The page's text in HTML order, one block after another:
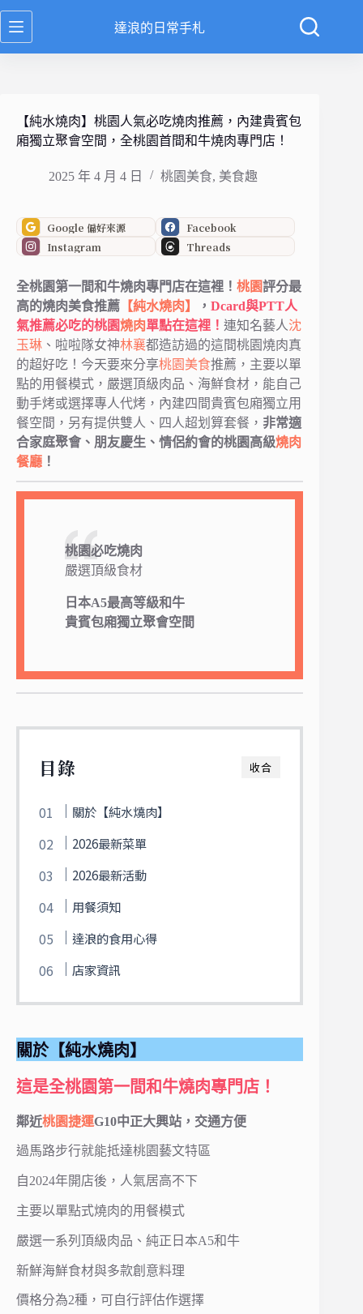
跳
至
達浪的日常手札
【純水燒肉】桃園人氣必吃燒肉推薦，內建貴賓包
廂獨立聚會空間，全桃園首間和牛燒肉專門店！
2025 年 4 月 4 日 桃園美食, 美食趣
Google 偏好來源
Facebook
Instagram
Threads
全桃園第一間和牛燒肉專門店在這裡！ 桃園評分最
高的燒肉美食推薦 【純水燒肉】 ， Dcard與PTT人
氣推薦必吃的桃園燒肉單點在這裡！ 連知名藝人沈
玉琳 、啦啦隊女神林襄都造訪過的這間桃園燒肉真
的超好吃！今天要來分享桃園美食推薦，主要以單
點的用餐模式，嚴選頂級肉品、海鮮食材，能自己
動手烤或選擇專人代烤，內建四間貴賓包廂獨立用
餐空間，另有提供雙人、四人超划算套餐， 非常適
合家庭聚會、朋友慶生、情侶約會的桃園高級燒肉
餐廳 ！
桃園必吃燒肉
嚴選頂級食材
日本A5最高等級和牛
貴賓包廂獨立聚會空間
收合
目錄
關於【純水燒肉】
2026最新菜單
2026最新活動
用餐須知
達浪的食用心得
店家資訊
關於【純水燒肉】
這是全桃園第一間和牛燒肉專門店！
鄰近桃園捷運G10中正大興站，交通方便
過馬路步行就能抵達桃園藝文特區
自2024年開店後，人氣居高不下
主要以單點式燒肉的用餐模式
嚴選一系列頂級肉品、純正日本A5和牛
新鮮海鮮食材與多款創意料理
價格分為2種，可自行評估作選擇